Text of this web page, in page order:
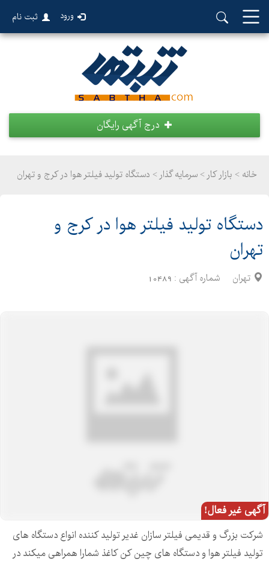
ورود ثبت نام
درج آگهی رایگان
خانه > بازار کار > سرمایه گذار > دستگاه تولید فیلتر هوا در کرج و تهران
دستگاه تولید فیلتر هوا در کرج و
تهران
تهران شماره آگهی : 10489
آگهی غیر فعال!
شرکت بزرگ و قدیمی فیلتر سازان غدیر تولید کننده انواع دستگاه های
تولید فیلتر هوا و دستگاه های چین کن کاغذ شمارا همراهی میکند در